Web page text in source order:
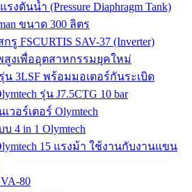
งดันน้ำ (Pressure Diaphragm Tank)
ขนาด 300 ลิตร
FSCURTIS SAV-37 (Inverter)
งเพื่ออุตสาหกรรมยุคใหม่
น 3LSF พร้อมมอเตอร์กันระเบิด
รุ่น J7.5CTG 10 bar
วอร์เตอร์ Olymtech
4 in 1 Olymtech
15 แรงม้า ใช้งานกับงานแขน
80